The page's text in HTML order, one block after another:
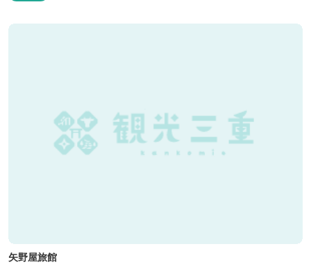
と共有することで地域産業・地域社会の発展を図るNPO法人Joint
Plusが運営する民泊です。 NPO法人Joint Plusは、大台町ならでは
矢野屋旅館